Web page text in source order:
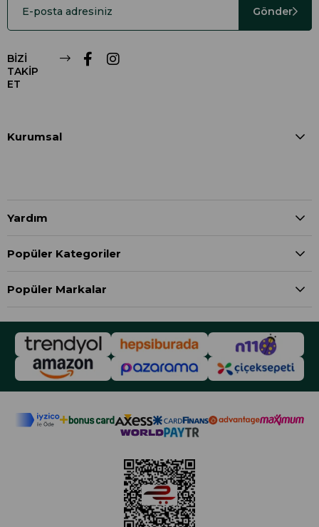
Gönder
BİZİ
TAKİP
ET
Kurumsal
Yardım
Popüler Kategoriler
Popüler Markalar